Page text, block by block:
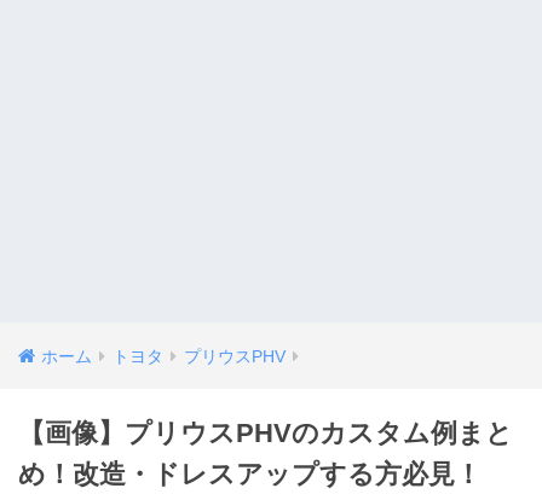
ホーム トヨタ プリウスPHV
【画像】プリウスPHVのカスタム例まと
め！改造・ドレスアップする方必見！